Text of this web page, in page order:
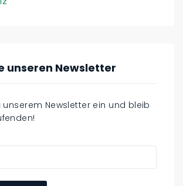
unseren Newsletter
unserem Newsletter ein und bleib